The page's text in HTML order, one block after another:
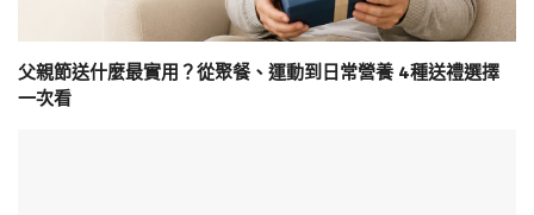
父親節送什麼最實用？從聚餐、運動到日常營養 4種送禮選擇
一次看